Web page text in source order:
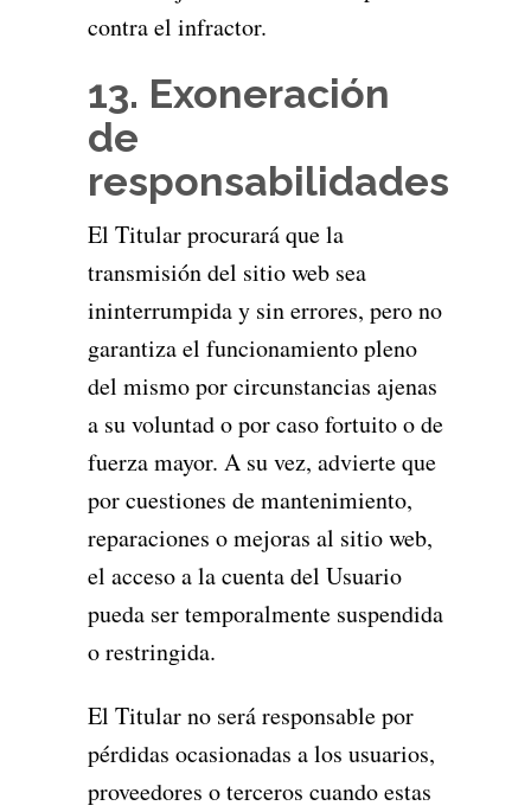
contra el infractor.
13. Exoneración
de
responsabilidades
El Titular procurará que la
transmisión del sitio web sea
ininterrumpida y sin errores, pero no
garantiza el funcionamiento pleno
del mismo por circunstancias ajenas
a su voluntad o por caso fortuito o de
fuerza mayor. A su vez, advierte que
por cuestiones de mantenimiento,
reparaciones o mejoras al sitio web,
el acceso a la cuenta del Usuario
pueda ser temporalmente suspendida
o restringida.
El Titular no será responsable por
pérdidas ocasionadas a los usuarios,
proveedores o terceros cuando estas